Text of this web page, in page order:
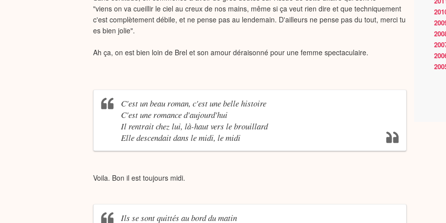
"viens on va cueillir le ciel au creux de nos mains, même si ça veut rien dire et que techniquement
c'est complètement débile, et ne pense pas au lendemain. D'ailleurs ne pense pas du tout, merci tu
es bien jolie".
Ah ça, on est bien loin de Brel et son amour déraisonné pour une femme spectaculaire.
C'est un beau roman, c'est une belle histoire
C'est une romance d'aujourd'hui
Il rentrait chez lui, là-haut vers le brouillard
Elle descendait dans le midi, le midi
Voila. Bon il est toujours midi.
Ils se sont quittés au bord du matin